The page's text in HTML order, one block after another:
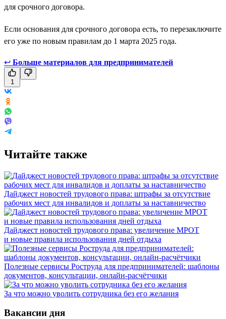
для срочного договора.
Если основания для срочного договора есть, то перезаключите
его уже по новым правилам до 1 марта 2025 года.
↩ Больше материалов для предпринимателей
1
Читайте также
Дайджест новостей трудового права: штрафы за отсутствие
рабочих мест для инвалидов и доплаты за наставничество
Дайджест новостей трудового права: увеличение МРОТ
и новые правила использования дней отдыха
Полезные сервисы Роструда для предпринимателей: шаблоны
документов, консультации, онлайн-расчётчики
За что можно уволить сотрудника без его желания
Вакансии дня